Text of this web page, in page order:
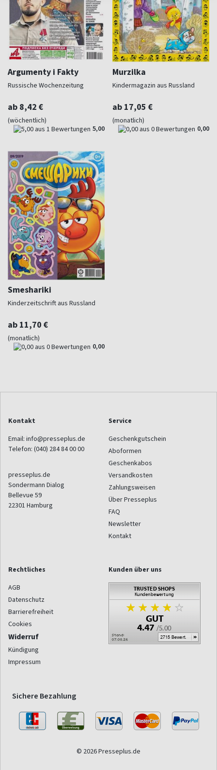
Argumenty i Fakty
Russische Wochenzeitung
ab 8,42 €
(wöchentlich)
5,00
Murzilka
Kindermagazin aus Russland
ab 17,05 €
(monatlich)
0,00
Smeshariki
Kinderzeitschrift aus Russland
ab 11,70 €
(monatlich)
0,00
Kontakt
Email: info@presseplus.de
Telefon: (040) 284 84 00 00
presseplus.de
Sondermann Dialog
Bellevue 59
22301 Hamburg
Service
Geschenkgutschein
Aboformen
Geschenkabos
Versandkosten
Zahlungsweisen
Über Presseplus
FAQ
Newsletter
Kontakt
Rechtliches
AGB
Datenschutz
Barrierefreiheit
Cookies
Widerruf
Kündigung
Impressum
Kunden über uns
Sichere Bezahlung
© 2026 Presseplus.de